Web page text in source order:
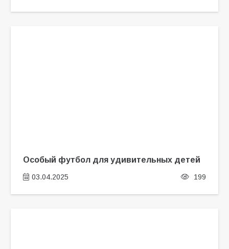
Особый футбол для удивительных детей
03.04.2025 199